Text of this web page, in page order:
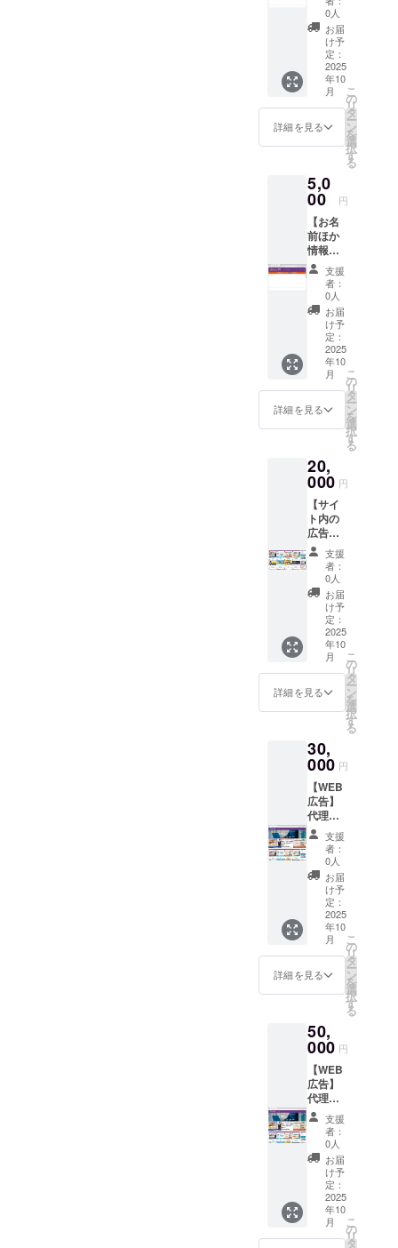
ていきたい
と思いま
れば可
能な限
り、ご
希望に
添うよ
うに致
しま
す。 ・
支援
望され
るお名
前をご
記入く
ださ
い。
ご希望
の掲載
情報を
備考欄
にご記
載くだ
さい。
【掲載
期間】
2025年
10月1日
する限
り掲載
ジにて
情報掲
載（希
望者の
み）さ
せて頂
きま
す。 ・
名前
（本名
or ニッ
ム） ・
宣伝し
たいサ
イトが
あれば
URL ・
掲載方
法：文
字 ・そ
の他、
掲載希
望の情
報が有
れば可
能な限
り、ご
希望に
す。
ご希望
の掲載
情報を
備考欄
にご記
載くだ
さい。
【掲載
期間】
2025年
10月1日
以降〜
サイト
が存続
する限
り掲載
0人
お届
け予
定：
2025
年10
月
詳細を見る
こ
の
リ
タ
ー
ン
を
選
択
す
る
5,0
00 円
【お名
前ほか
情報掲
載】 謝
礼ペー
ジにて
情報掲
載（希
望者の
み）さ
せて頂
きま
す。 ・
名前
（本名
or ニッ
ム） ・
宣伝し
たいサ
イトが
あれば
URL、
バナー
・掲載
方法：
文字、
ロゴ、
バナー
・その
他、掲
載希望
の情報
が有れ
希望に
添うよ
うに致
しま
す。
ご希望
の掲載
情報を
備考欄
にご記
載くだ
さい。
【掲載
期間】
2025年
10月1日
以降〜
り掲載
支援
者：
0人
お届
け予
定：
2025
年10
月
詳細を見る
こ
の
リ
タ
ー
ン
を
選
択
す
る
20,
000 円
【サイ
ト内の
広告掲
載】 代
理店・
フラン
チャイ
ズ募集
情報
【ビジ
ネスク
ラス】
サイト
にて、
・
サイド
・
スマホ
版中央
に、広
告掲載
の提供
をさせ
ていた
だきま
す。
【掲載
方法】
・サ
イドエ
リア：
バナー
（バ
・ス
マホ版
中央：
バナー
推奨
サイ
ズ：横
800px×
600px
以内
【お名
前ほか
情報掲
載】 謝
礼ペー
支援
者：
0人
お届
け予
定：
2025
年10
月
詳細を見る
こ
の
リ
タ
ー
ン
を
選
択
す
る
30,
000 円
【WEB
広告】
代理
店・フ
ラン
チャイ
ズ募集
情報
【ビジ
ネスク
ラス】
サイト
にて、
TOPス
ライ
ダー
告掲載
の提供
をさせ
ていた
だきま
す 【掲
載方
法】
・
TOPス
ライ
ダー：
バナー
推奨
サイ
ズ：横
支援
者：
0人
お届
け予
定：
2025
年10
月
詳細を見る
こ
の
リ
タ
ー
ン
を
選
択
す
る
50,
000 円
【WEB
広告】
代理
店・フ
ラン
チャイ
ズ募集
情報
【ビジ
ネスク
ラス】
サイト
にて、
支援
者：
0人
お届
け予
定：
2025
年10
月
こ
の
リ
タ